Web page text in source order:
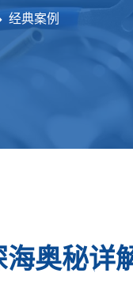
经典案例
奥秘详